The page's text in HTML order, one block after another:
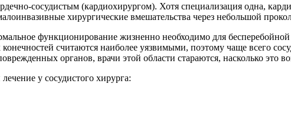
сосудистым (кардиохирургом). Хотя специализация одна,
хирургические вмешательства через небольшой
функционирование жизненно необходимо для
считаются наиболее уязвимыми, поэтому чаще всего
органов, врачи этой области стараются, насколько это
у сосудистого хирурга: